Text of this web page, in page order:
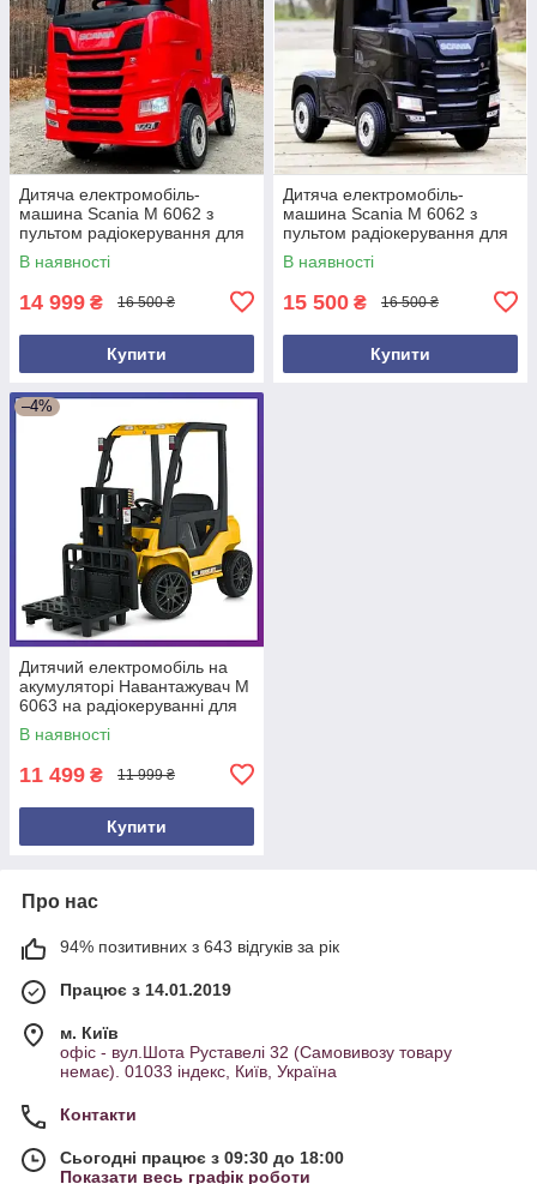
Дитяча електромобіль-
машина Scania M 6062 з
пультом радіокерування для
дітей 3-8 років Червоний
В наявності
14 999 ₴ 16 500 ₴
Купити
Дитяча електромобіль-
машина Scania M 6062 з
пультом радіокерування для
дітей 3-8 років Чорний
В наявності
15 500 ₴ 16 500 ₴
Купити
–4%
Дитячий електромобіль на
акумуляторі Навантажувач M
6063 на радіокеруванні для
дітей 3-8 років Жовтий
В наявності
11 499 ₴ 11 999 ₴
Купити
Про нас
94% позитивних з 643 відгуків за рік
Працює з 14.01.2019
м. Київ
офіс - вул.Шота Руставелі 32 (Самовивозу товару
немає). 01033 індекс, Київ, Україна
Контакти
Сьогодні працює з 09:30 до 18:00
Показати весь графік роботи